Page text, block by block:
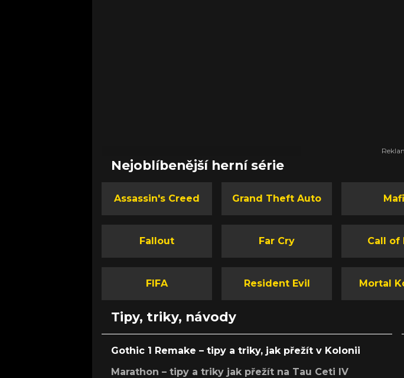
Nejoblíbenější herní série
Assassin's Creed Grand Theft Auto
Fallout Far Cry Call of
FIFA Resident Evil Mortal
Tipy, triky, návody
Gothic 1 Remake – tipy a triky, jak přežít v Kolonii
Marathon – tipy a triky jak přežít na Tau Ceti IV